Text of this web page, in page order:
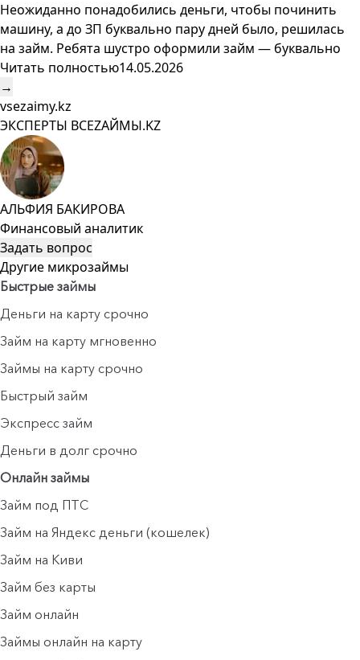
Неожиданно понадобились деньги, чтобы починить
машину, а до ЗП буквально пару дней было, решилась
на займ. Ребята шустро оформили займ — буквально
Читать полностью14.05.2026
→
vsezaimy.kz
ЭКСПЕРТЫ ВСЕZAЙМЫ.KZ
АЛЬФИЯ БАКИРОВА
Финансовый аналитик
Задать вопрос
Другие микрозаймы
Быстрые займы
Деньги на карту срочно
Займ на карту мгновенно
Займы на карту срочно
Быстрый займ
Экспресс займ
Деньги в долг срочно
Онлайн займы
Займ под ПТС
Займ на Яндекс деньги (кошелек)
Займ на Киви
Займ без карты
Займ онлайн
Займы онлайн на карту